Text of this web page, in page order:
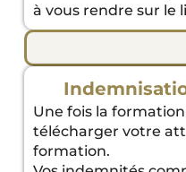
à vous rendre sur le
Une fois la
télécharger votre
formation.